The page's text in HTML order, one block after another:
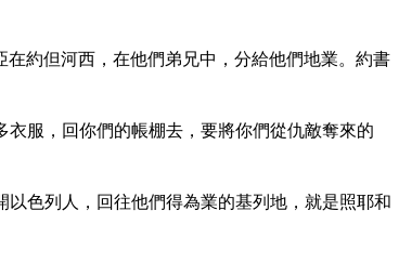
約但河西，在他們弟兄中，分給他們地業。約書
服，回你們的帳棚去，要將你們從仇敵奪來的
色列人，回往他們得為業的基列地，就是照耶和